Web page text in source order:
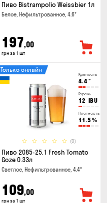
Пиво Bistrampolio Weissbier 1л
Белое, Нефильтрованное, 4.6°
197,00
грн за 1 шт
Крепость
4.4°
Горечь
12 IBU
Плотность
11.5 %
(0)
Только онлайн
Пиво 2085-25.1 Fresh Tomato
Goze 0.33л
Светлое, Нефильтрованное, 4.4°
109,00
грн за 1 шт